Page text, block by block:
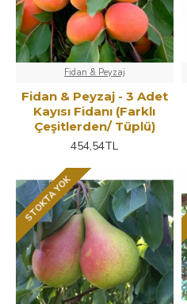
Fidan & Peyzaj
Fidan & Peyzaj - 3 Adet
Kayısı Fidanı (Farklı
Çeşitlerden/ Tüplü)
454,54TL
STOKTA YOK